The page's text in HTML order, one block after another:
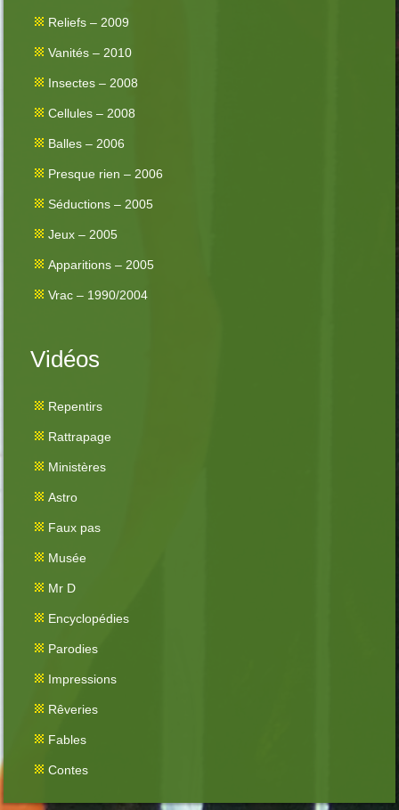
Reliefs – 2009
Vanités – 2010
Insectes – 2008
Cellules – 2008
Balles – 2006
Presque rien – 2006
Séductions – 2005
Jeux – 2005
Apparitions – 2005
Vrac – 1990/2004
Vidéos
Repentirs
Rattrapage
Ministères
Astro
Faux pas
Musée
Mr D
Encyclopédies
Parodies
Impressions
Rêveries
Fables
Contes